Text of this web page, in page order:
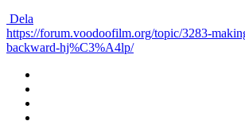
Dela
https://forum.voodoofilm.org/topic/3283-
backward-hj%C3%A4lp/